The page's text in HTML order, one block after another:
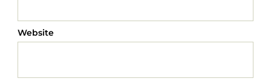
Website